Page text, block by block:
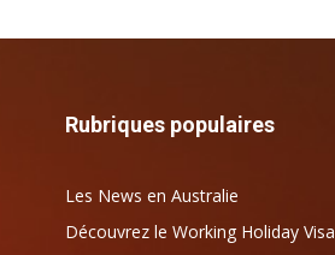
Rubriques populaires
Les News en Australie
Découvrez le Working Holiday Visa